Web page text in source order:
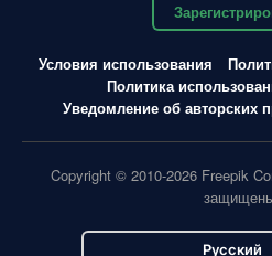
Условия использования
Политика
Уведомление об авторских
Copyright © 2010-2026 Freepik
Pусский